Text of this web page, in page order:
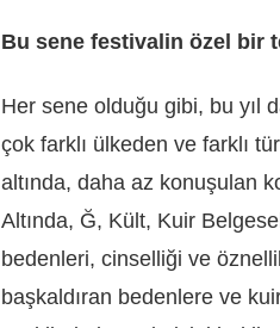
Bu sene festivalin özel bir
Her sene olduğu gibi, bu yıl
çok farklı ülkeden ve farklı
altında, daha az konuşulan
Altında, Ğ, Kült, Kuir
bedenleri, cinselliği ve
başkaldıran bedenlere ve